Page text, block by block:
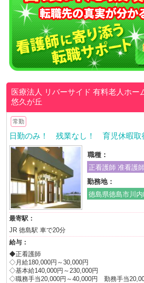
医療法人 リバーサイド有料老人ホー
悠久が丘
常勤
日勤のみ！ 残業なし！ 育児休暇取
職種：
正看護師 准看護師
勤務地：
徳島県徳島市川
最寄駅：
JR 徳島駅 車で20分
給与：
◆正看護師
◇月給180,000円～30,000円
◇基本給140,000円～230,000円
◇職務手当20,000円～40,000円 勤務手当